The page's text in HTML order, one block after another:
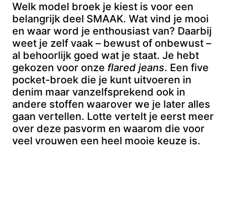
Welk model broek je kiest is voor een
belangrijk deel SMAAK. Wat vind je mooi
en waar word je enthousiast van? Daarbij
weet je zelf vaak – bewust of onbewust –
al behoorlijk goed wat je staat. Je hebt
gekozen voor onze flared jeans. Een five
pocket-broek die je kunt uitvoeren in
denim maar vanzelfsprekend ook in
andere stoffen waarover we je later alles
gaan vertellen. Lotte vertelt je eerst meer
over deze pasvorm en waarom die voor
veel vrouwen een heel mooie keuze is.